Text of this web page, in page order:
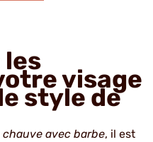
les
visage
style de
chauve avec barbe, il est